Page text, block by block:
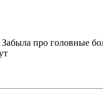
про головные